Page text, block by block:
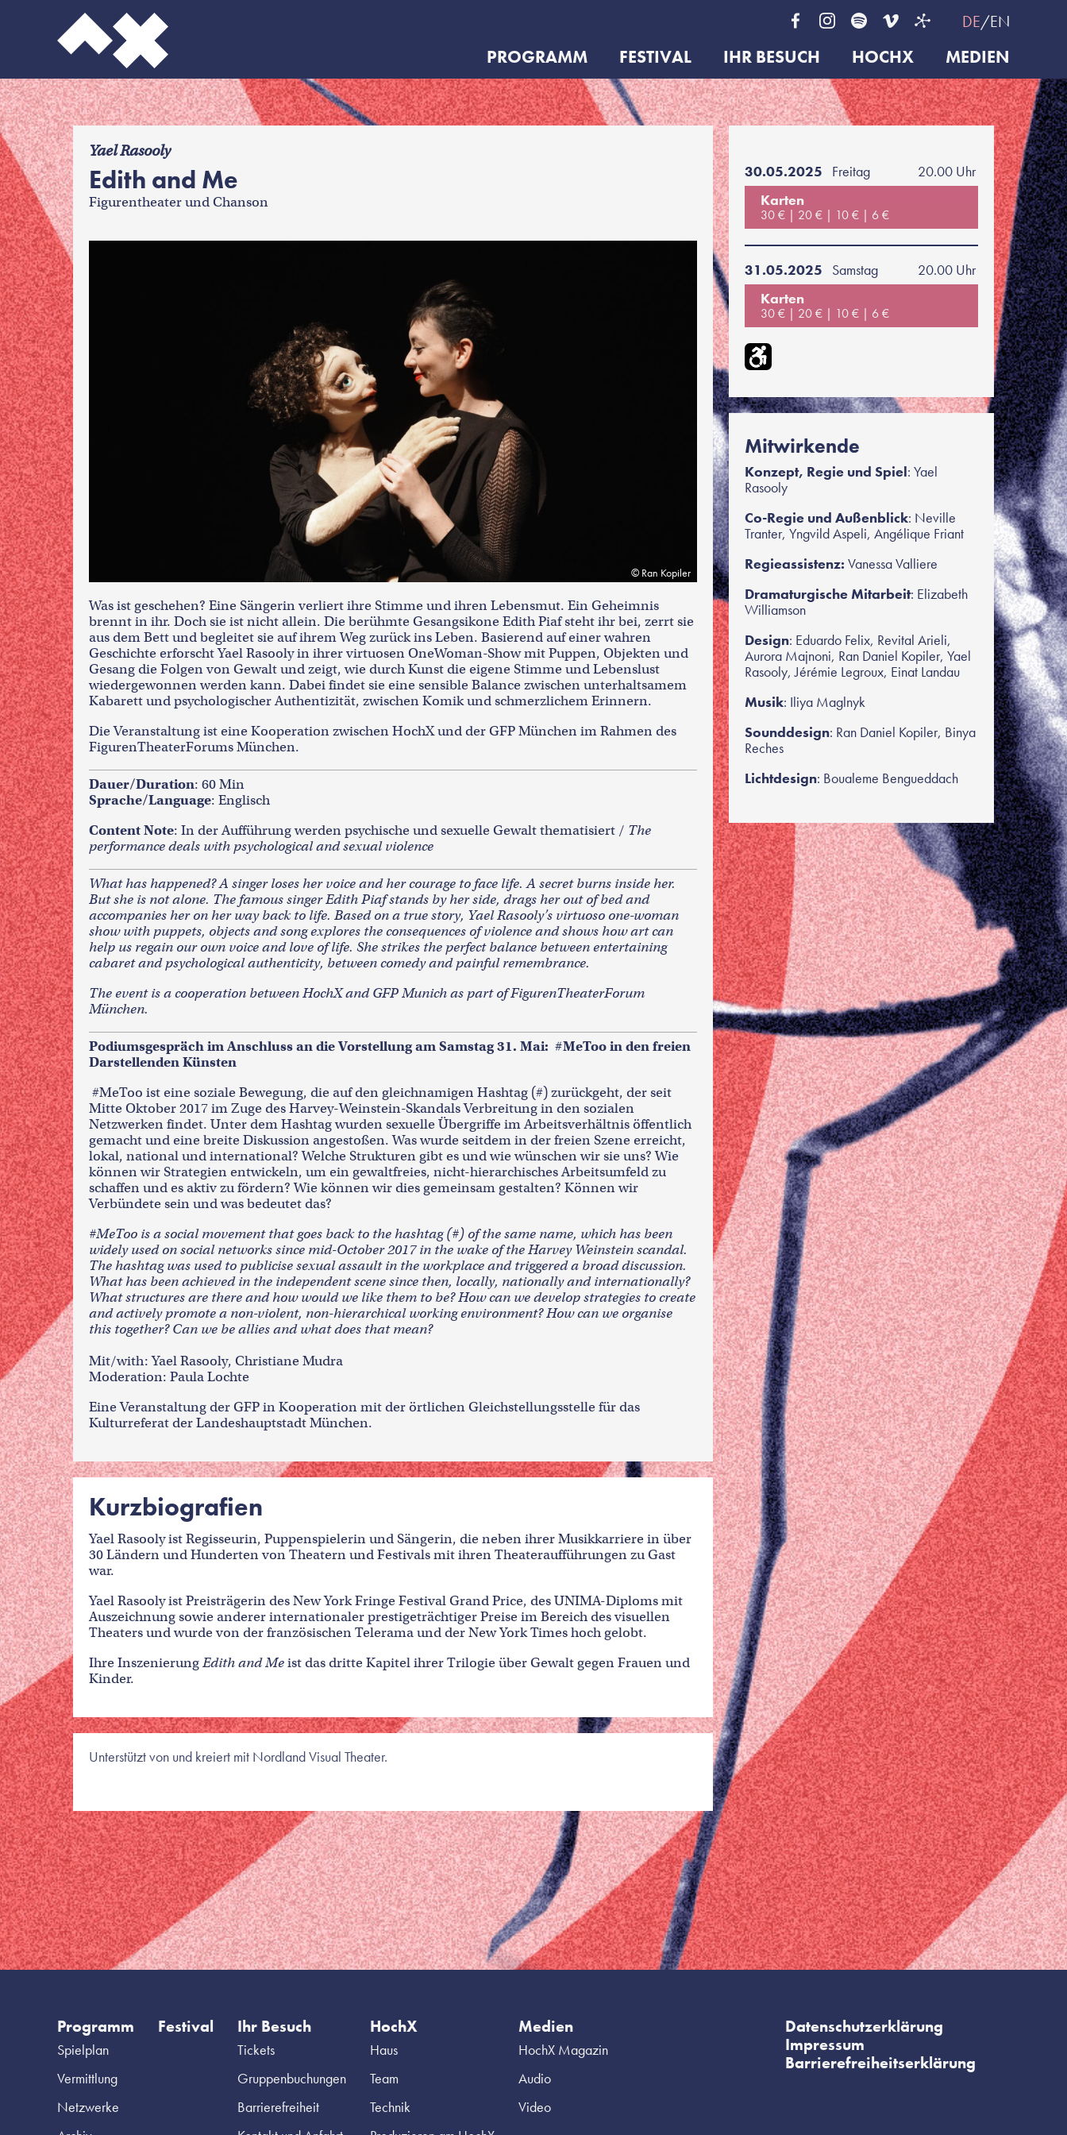
DE EN
PROGRAMM FESTIVAL IHR BESUCH HOCHX MEDIEN
f
Yael Rasooly
Edith and Me
Figurentheater und Chanson
Ran Kopiler
Was ist geschehen? Eine Sängerin verliert ihre Stimme und ihren Lebensmut. Ein Geheimnis
brennt in ihr. Doch sie ist nicht allein. Die berühmte Gesangsikone Edith Piaf steht ihr bei, zerrt sie
aus dem Bett und begleitet sie auf ihrem Weg zurück ins Leben. Basierend auf einer wahren
Geschichte erforscht Yael Rasooly in ihrer virtuosen OneWoman-Show mit Puppen, Objekten und
Gesang die Folgen von Gewalt und zeigt, wie durch Kunst die eigene Stimme und Lebenslust
wiedergewonnen werden kann. Dabei findet sie eine sensible Balance zwischen unterhaltsamem
Kabarett und psychologischer Authentizität, zwischen Komik und schmerzlichem Erinnern.
Die Veranstaltung ist eine Kooperation zwischen HochX und der GFP München im Rahmen des
FigurenTheaterForums München.
Dauer/Duration: 60 Min
Sprache/Language: Englisch
Content Note: In der Aufführung werden psychische und sexuelle Gewalt thematisiert / The
performance deals with psychological and sexual violence
What has happened? A singer loses her voice and her courage to face life. A secret burns inside her.
But she is not alone. The famous singer Edith Piaf stands by her side, drags her out of bed and
accompanies her on her way back to life. Based on a true story, Yael Rasooly’s virtuoso one-woman
show with puppets, objects and song explores the consequences of violence and shows how art can
help us regain our own voice and love of life. She strikes the perfect balance between entertaining
cabaret and psychological authenticity, between comedy and painful remembrance.
The event is a cooperation between HochX and GFP Munich as part of FigurenTheaterForum
München.
Podiumsgespräch im Anschluss an die Vorstellung am Samstag 31. Mai: #MeToo in den freien
Darstellenden Künsten
#MeToo ist eine soziale Bewegung, die auf den gleichnamigen Hashtag (#) zurückgeht, der seit
Mitte Oktober 2017 im Zuge des Harvey-Weinstein-Skandals Verbreitung in den sozialen
Netzwerken findet. Unter dem Hashtag wurden sexuelle Übergriffe im Arbeitsverhältnis öffentlich
gemacht und eine breite Diskussion angestoßen. Was wurde seitdem in der freien Szene erreicht,
lokal, national und international? Welche Strukturen gibt es und wie wünschen wir sie uns? Wie
können wir Strategien entwickeln, um ein gewaltfreies, nicht-hierarchisches Arbeitsumfeld zu
schaffen und es aktiv zu fördern? Wie können wir dies gemeinsam gestalten? Können wir
Verbündete sein und was bedeutet das?
#MeToo is a social movement that goes back to the hashtag (#) of the same name, which has been
widely used on social networks since mid-October 2017 in the wake of the Harvey Weinstein scandal.
The hashtag was used to publicise sexual assault in the workplace and triggered a broad discussion.
What has been achieved in the independent scene since then, locally, nationally and internationally?
What structures are there and how would we like them to be? How can we develop strategies to create
and actively promote a non-violent, non-hierarchical working environment? How can we organise
this together? Can we be allies and what does that mean?
Mit/with: Yael Rasooly, Christiane Mudra
Moderation: Paula Lochte
Eine Veranstaltung der GFP in Kooperation mit der örtlichen Gleichstellungsstelle für das
Kulturreferat der Landeshauptstadt München.
Kurzbiografien
Yael Rasooly ist Regisseurin, Puppenspielerin und Sängerin, die neben ihrer Musikkarriere in über
30 Ländern und Hunderten von Theatern und Festivals mit ihren Theateraufführungen zu Gast
war.
Yael Rasooly ist Preisträgerin des New York Fringe Festival Grand Price, des UNIMA-Diploms mit
Auszeichnung sowie anderer internationaler prestigeträchtiger Preise im Bereich des visuellen
Theaters und wurde von der französischen Telerama und der New York Times hoch gelobt.
Ihre InszenierungEdith and Meist das dritte Kapitel ihrer Trilogie über Gewalt gegen Frauen und
Kinder.
Unterstützt von und kreiert mit Nordland Visual Theater.
30.05.2025 Freitag
20.00 Uhr
Karten
30 € 20 € 10 € 6 €
31.05.2025 Samstag
20.00 Uhr
Karten
30 € 20 € 10 € 6 €
Mitwirkende
Konzept, Regie und Spiel: Yael
Rasooly
Co-Regie und Außenblick: Neville
Tranter, Yngvild Aspeli, Angélique Friant
Regieassistenz: Vanessa Valliere
Dramaturgische Mitarbeit: Elizabeth
Williamson
Design: Eduardo Felix, Revital Arieli,
Aurora Majnoni, Ran Daniel Kopiler, Yael
Rasooly, Jérémie Legroux, Einat Landau
Musik: Iliya Maglnyk
Sounddesign: Ran Daniel Kopiler, Binya
Reches
Lichtdesign: Boualeme Bengueddach
Programm
Spielplan
Vermittlung
Netzwerke
Festival Ihr Besuch
Tickets
Gruppenbuchungen
Barrierefreiheit
HochX
Haus
Team
Technik
Medien
HochX Magazin
Audio
Video
Datenschutzerklärung
Impressum
Barrierefreiheitserklärung